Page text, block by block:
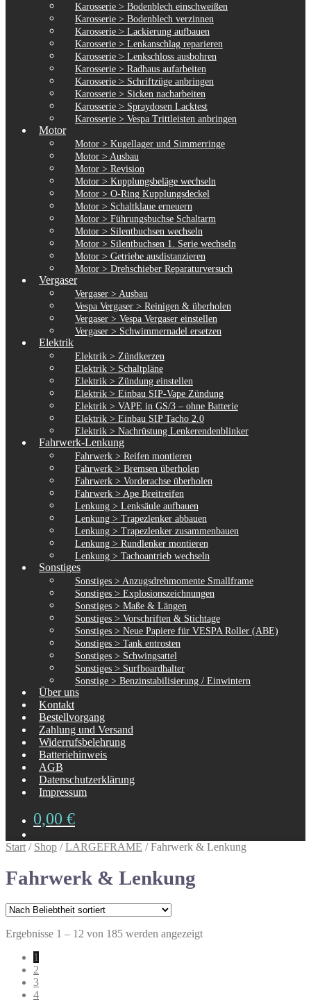
Karosserie > Bodenblech einschweißen
Karosserie > Bodenblech verzinnen
Karosserie > Lackierung aufbauen
Karosserie > Lenkanschlag reparieren
Karosserie > Lenkschloss ausbohren
Karosserie > Radhaus aufarbeiten
Karosserie > Schriftzüge anbringen
Karosserie > Sicken nacharbeiten
Karosserie > Spraydosen Lacktest
Karosserie > Vespa Trittleisten anbringen
Motor
Motor > Kugellager und Simmerringe
Motor > Ausbau
Motor > Revision
Motor > Kupplungsbeläge wechseln
Motor > O-Ring Kupplungsdeckel
Motor > Schaltklaue erneuern
Motor > Führungsbuchse Schaltarm
Motor > Silentbuchsen wechseln
Motor > Silentbuchsen 1. Serie wechseln
Motor > Getriebe ausdistanzieren
Motor > Drehschieber Reparaturversuch
Vergaser
Vergaser > Ausbau
Vespa Vergaser > Reinigen & überholen
Vergaser > Vespa Vergaser einstellen
Vergaser > Schwimmernadel ersetzen
Elektrik
Elektrik > Zündkerzen
Elektrik > Schaltpläne
Elektrik > Zündung einstellen
Elektrik > Einbau SIP-Vape Zündung
Elektrik > VAPE in GS/3 – ohne Batterie
Elektrik > Einbau SIP Tacho 2.0
Elektrik > Nachrüstung Lenkerendenblinker
Fahrwerk-Lenkung
Fahrwerk > Reifen montieren
Fahrwerk > Bremsen überholen
Fahrwerk > Vorderachse überholen
Fahrwerk > Ape Breitreifen
Lenkung > Lenksäule aufbauen
Lenkung > Trapezlenker abbauen
Lenkung > Trapezlenker zusammenbauen
Lenkung > Rundlenker montieren
Lenkung > Tachoantrieb wechseln
Sonstiges
Sonstiges > Anzugsdrehmomente Smallframe
Sonstiges > Explosionszeichnungen
Sonstiges > Maße & Längen
Sonstiges > Vorschriften & Stichtage
Sonstiges > Neue Papiere für VESPA Roller (ABE)
Sonstiges > Tank entrosten
Sonstiges > Schwingsattel
Sonstiges > Surfboardhalter
Sonstige > Benzinstabilisierung / Einwintern
Über uns
Kontakt
Bestellvorgang
Zahlung und Versand
Widerrufsbelehrung
Batteriehinweis
AGB
Datenschutzerklärung
Impressum
0,00 €
Start / Shop /LARGEFRAME /Fahrwerk & Lenkung
Fahrwerk & Lenkung
Ergebnisse 1 – 12 von 185 werden angezeigtNach
1
2
3
4